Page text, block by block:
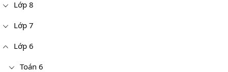
Lớp 8
Lớp 7
Lớp 6
Toán 6